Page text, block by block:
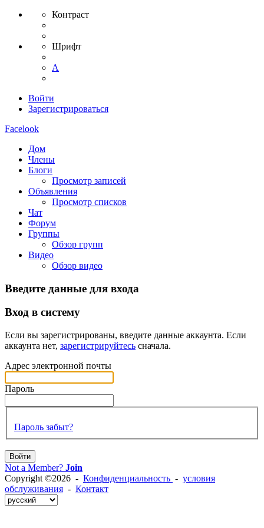
Контраст
Шрифт
A
Войти
Зарегистрироваться
Facelook
Дом
Члены
Блоги
Просмотр записей
Объявления
Просмотр списков
Чат
Форум
Группы
Обзор групп
Видео
Обзор видео
Введите данные для входа
Вход в систему
Если вы зарегистрированы, введите данные аккаунта. Если
аккаунта нет, зарегистрируйтесь сначала.
Адрес электронной почты
Пароль
Пароль забыт?
Войти
Not a Member? Join
Copyright ©2026 - Конфиденциальность - условия
обслуживания - Контакт